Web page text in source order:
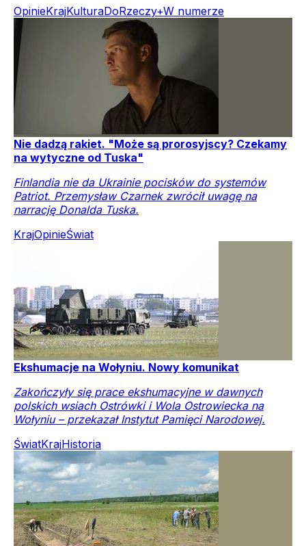
OpinieKrajKulturaDoRzeczy+W numerze
Nie dadzą rakiet. "Może są prorosyjscy? Czekamy
na wytyczne od Tuska"
Finlandia nie da Ukrainie pocisków do systemów
Patriot. Przemysław Czarnek zwrócił uwagę na
narrację Donalda Tuska.
KrajOpinieŚwiat
Ekshumacje na Wołyniu. Nowy komunikat
Zakończyły się prace ekshumacyjne w dawnych
polskich wsiach Ostrówki i Wola Ostrowiecka na
Wołyniu – przekazał Instytut Pamięci Narodowej.
ŚwiatKrajHistoria